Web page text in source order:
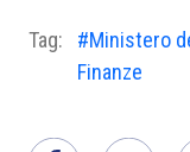
Tag:
#Ministero
Finanze